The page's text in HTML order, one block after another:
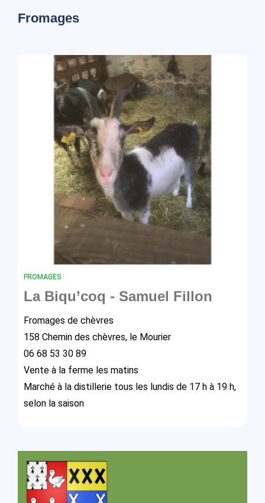
Fromages
FROMAGES
La Biqu’coq - Samuel Fillon
Fromages de chèvres
158 Chemin des chèvres, le Mourier
06 68 53 30 89
Vente à la ferme les matins
Marché à la distillerie tous les lundis de 17 h à 19 h,
selon la saison